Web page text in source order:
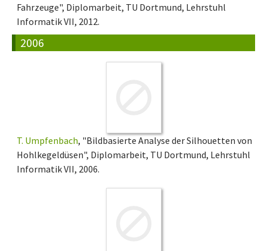
Fahrzeuge", Diplomarbeit, TU Dortmund, Lehrstuhl
Informatik VII, 2012.
2006
T. Umpfenbach, "Bildbasierte Analyse der Silhouetten von
Hohlkegeldüsen", Diplomarbeit, TU Dortmund, Lehrstuhl
Informatik VII, 2006.